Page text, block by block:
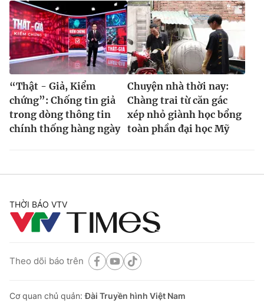
“Thật - Giả, Kiểm
chứng”: Chống tin giả
trong dòng thông tin
chính thống hàng ngày
Chuyện nhà thời nay:
Chàng trai từ căn gác
xép nhỏ giành học bổng
toàn phần đại học Mỹ
THỜI BÁO VTV
Theo dõi báo trên
Cơ quan chủ quản:Đài Truyền hình Việt Nam